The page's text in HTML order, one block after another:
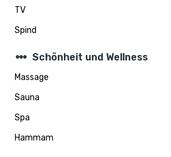
TV
Spind
steppers Schönheit und Wellness
Massage
Sauna
Spa
Hammam